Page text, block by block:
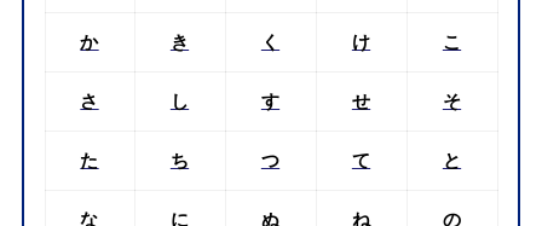
か き く け こ
さ し す せ そ
た ち つ て と
な に ぬ ね の